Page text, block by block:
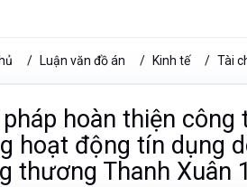
Luận văn đồ án Kinh tế Tài
pháp hoàn thiện
hoạt động tín dụng
thương Thanh Xuân 1